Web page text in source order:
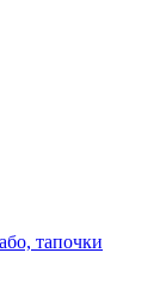
тапочки